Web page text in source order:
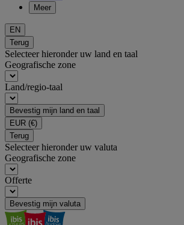
Meer
EN
Terug
Selecteer hieronder uw land en taal
Geografische zone
Land/regio-taal
Bevestig mijn land en taal
EUR (€)
Terug
Selecteer hieronder uw valuta
Geografische zone
Offerte
Bevestig mijn valuta